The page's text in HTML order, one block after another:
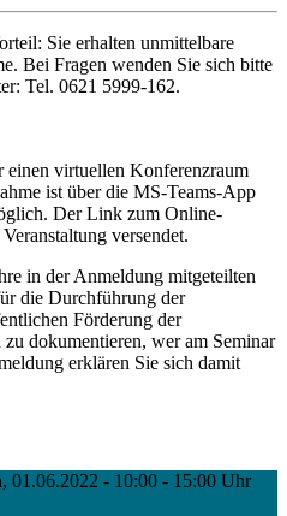
Sie erhalten unmittelbare
Bei Fragen wenden Sie sich bitte
Tel. 0621 5999-162.
virtuellen Konferenzraum
ist über die MS-Teams-App
Der Link zum Online-
versendet.
in der Anmeldung mitgeteilten
die Durchführung der
Förderung der
dokumentieren, wer am Seminar
erklären Sie sich damit
01.06.2022 - 10:00 - 15:00 Uhr